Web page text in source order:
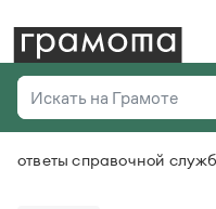
Искать на Грамоте
Справочная
Везде
ответы справочной